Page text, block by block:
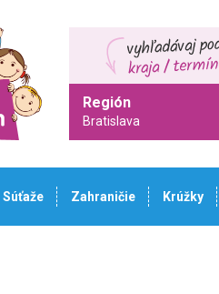
Región
Bratislava
Súťaže Zahraničie Krúžky